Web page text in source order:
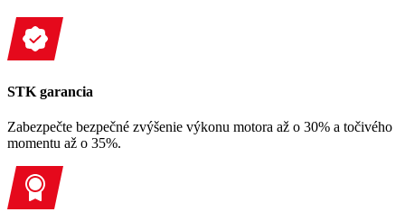
STK garancia
Zabezpečte bezpečné zvýšenie výkonu motora až o 30% a točivého
momentu až o 35%.